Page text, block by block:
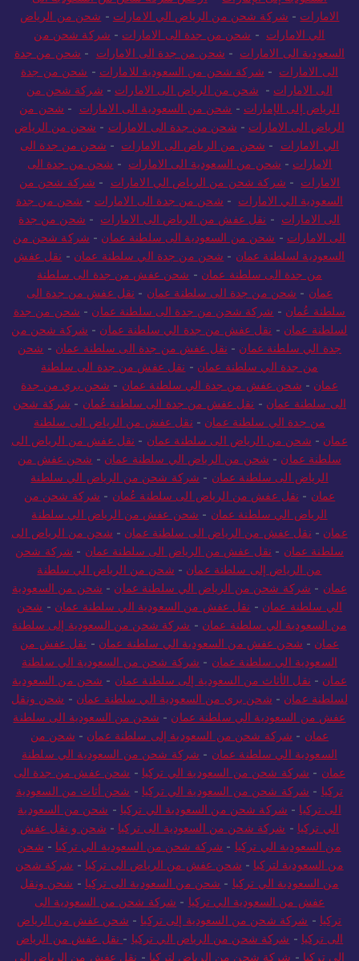
السعودية إلى الإمارات
-ارخص شركة شحن من السعودية الى
الامارات- شركة شحن من الرياض الي الامارات -
شحن من الرياض
الي الامارات - شحن من جدة الى الامارات - شركة شحن من
السعودية الى الامارات- شحن من جدة الى الامارات - شحن من جدة
الى الامارات
شركة شحن من السعودية للامارات- شحن من جدة
الى الامارات - شحن من الرياض الى الامارات- شركة شحن من
الرياض إلى الإمارات
-شحن من السعودية الى الامارات
شحن من
الرياض الى الامارات
شحن من جدة الى الامارات -
شحن من الرياض
الي الامارات
- شحن من الرياض الى الامارات - شحن من جدة الى
الامارات
-شحن من السعودية الى الامارات -
شحن من جدة الى
الامارات - شركة شحن من الرياض الي الامارات -
شركة شحن من
السعودية الي الامارات - شحن من جدة الى الامارات
شحن من جدة
الى الامارات
- نقل عفش من الرياض الى الامارات -شحن من جدة
الى الامارات
-شحن من السعودية الى سلطنة عمان -
شركة شحن من
السعودية لسلطنة عمان - شحن من جدة الي سلطنة عمان
نقل عفش
من جدة الى سلطنة عمان
- شحن عفش من جدة الى سلطنة
عمان - شحن من جدة الى سلطنة عمان - نقل عفش من جدة الى
سلطنة عُمان
شركة شحن من جدة الى سلطنة عمان -
شحن من جدة
لسلطنة عمان - نقل عفش من جدة الي سلطنة عمان - شركة شحن من
جدة الي سلطنة عمان -نقل عفش من جدة الى سلطنة عمان -شحن
من جدة الي سلطنة عمان-
نقل عفش من جدة الى سلطنة
عمان-شحن عفش من جدة الي سلطنة عمان- شحن بري من جدة
الى سلطنة عمان
نقل عفش من جدة الى سلطنة عُمان-
شركة شحن
من جدة الي سلطنة عمان
- نقل عفش من الرياض الى سلطنة
عمان -شحن من الرياض الى سلطنة عمان -نقل عفش من الرياض الى
سلطنة عمان
شحن من الرياض الي سلطنة عمان -
شحن عفش من
الرياض الى سلطنة عمان-
شركة شحن من الرياض الي سلطنة
عمان - نقل عفش من الرياض الى سلطنة عُمان - شركة شحن من
الرياض الي سلطنة عمان
-شحن عفش من الرياض الي سلطنة
عمان- نقل عفش من الرياض الى سلطنة عمان- شحن من الرياض الى
سلطنة عمان
نقل عفش من الرياض الى سلطنة عمان-
شركة شحن
من الرياض إلى سلطنة عمان
شحن من الرياض الي سلطنة
عمان
شركة شحن من الرياض الي سلطنة عمان -شحن من السعودية
الي سلطنة عمان
-نقل عفش من السعودية الي سلطنة عمان
شحن
من السعودية الي سلطنة عمان
شركة شحن من السعودية إلى سلطنة
عمان
شحن عفش من السعودية الي سلطنة عمان
نقل عفش من
السعودية الي سلطنة عمان
-شركة شحن من السعودية الي سلطنة
عمان- نقل الأثاث من السعودية إلى سلطنة عمان- شحن من السعودية
لسلطنة عمان
شحن بري من السعودية الي سلطنة عمان -شحن ونقل
عفش من السعودية الي سلطنة عمان -
شحن من السعودية الى سلطنة
- شركة شحن من السعودية إلى سلطنة عمان - شحن من
السعودية الي سلطنة عمان
شركة شحن من السعودية الي سلطنة
عمان
شركة شحن من السعودية الي تركيا
شحن عفش من جدة الى
تركيا-شركة شحن من السعودية الي تركيا-شحن أثاث من السعودية
الى تركيا- شركة شحن من السعودية الي تركيا-
شحن من السعودية
الي تركيا
شركة شحن من السعودية الى تركيا
شحن و نقل عفش
من السعودية الي تركيا
شركة شحن من السعودية الي تركيا-
شحن
من السعودية لتركيا-شحن عفش من الرياض الى تركيا
شركة شحن
من السعودية الي تركيا - شحن من السعودية الى تركيا
شحن ونقل
عفش من السعودية الي تركيا-شركة شحن من السعودية الى
تركيا -شركة شحن من السعودية إلى تركيا-
شحن عفش من الرياض
الى تركيا
شركة شحن من الرياض الي تركيا-
نقل عفش من الرياض